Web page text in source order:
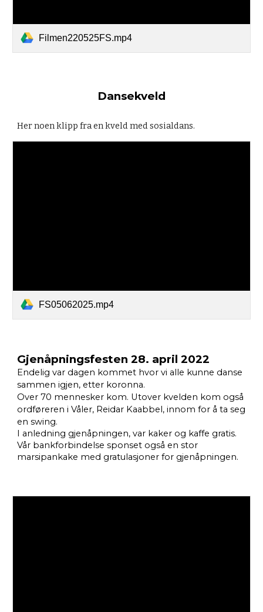
Filmen220525FS.mp4
Dansekveld
Her noen klipp fra en kveld med sosialdans.
FS05062025.mp4
Gjenåpningsfesten 28. april 2022
Endelig var dagen kommet hvor vi alle kunne danse
sammen igjen, etter koronna.
Over 70 mennesker kom. Utover kvelden kom også
ordføreren i Våler, Reidar Kaabbel, innom for å ta seg
en swing.
I anledning gjenåpningen, var kaker og kaffe gratis.
Vår bankforbindelse sponset også en stor
marsipankake med gratulasjoner for gjenåpningen.